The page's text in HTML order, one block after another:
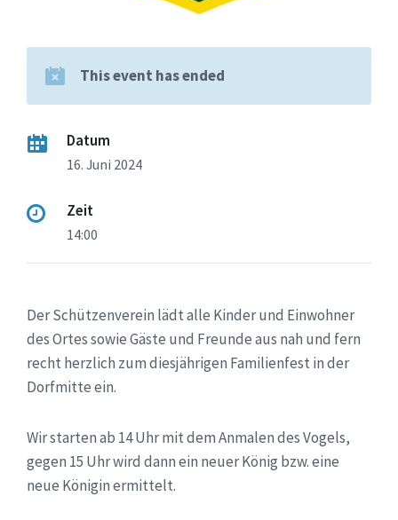
This event has ended
Datum
16. Juni 2024
Zeit
14:00
Der Schützenverein lädt alle Kinder und Einwohner
des Ortes sowie Gäste und Freunde aus nah und fern
recht herzlich zum diesjährigen Familienfest in der
Dorfmitte ein.
Wir starten ab 14 Uhr mit dem Anmalen des Vogels,
gegen 15 Uhr wird dann ein neuer König bzw. eine
neue Königin ermittelt.